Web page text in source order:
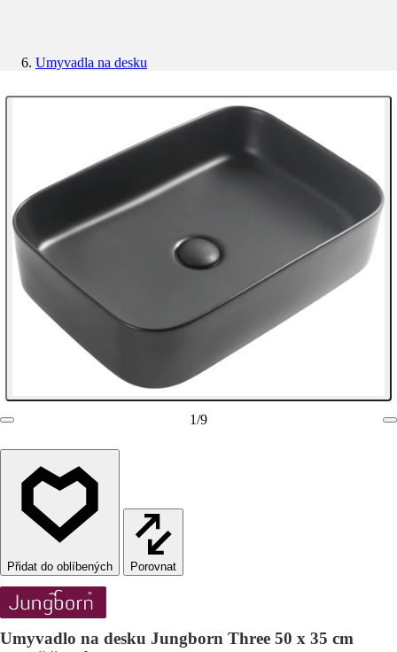
Umyvadla na desku
1/9
Porovnat
Umyvadlo na desku Jungborn Three 50 x 35 cm